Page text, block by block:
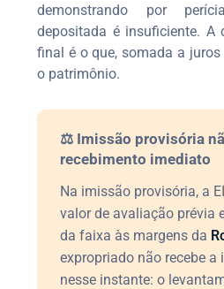
demonstrando por
depositada é insuficiente. A
final é o que, somada a juros
o patrimônio.
⚖️ Imissão provisória
recebimento imediato
Na imissão provisória, a
valor de avaliação prévia
da faixa às margens da
expropriado não recebe a
nesse instante: o